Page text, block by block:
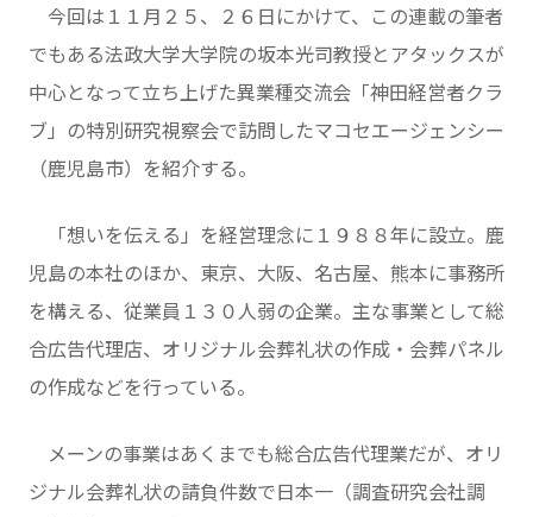
今回は１１月２５、２６日にかけて、この連載の筆者
でもある法政大学大学院の坂本光司教授とアタックスが
中心となって立ち上げた異業種交流会「神田経営者クラ
ブ」の特別研究視察会で訪問したマコセエージェンシー
（鹿児島市）を紹介する。
「想いを伝える」を経営理念に１９８８年に設立。鹿
児島の本社のほか、東京、大阪、名古屋、熊本に事務所
を構える、従業員１３０人弱の企業。主な事業として総
合広告代理店、オリジナル会葬礼状の作成・会葬パネル
の作成などを行っている。
メーンの事業はあくまでも総合広告代理業だが、オリ
ジナル会葬礼状の請負件数で日本一（調査研究会社調